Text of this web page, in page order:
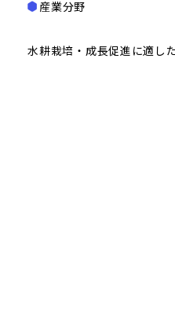
産業分野
水耕栽培・成長促進に適し